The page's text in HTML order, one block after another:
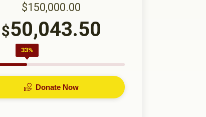
$150,000.00
$50,043.50
33%
Donate Now